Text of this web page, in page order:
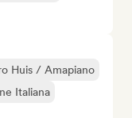
Huis / Amapiano
Italiana